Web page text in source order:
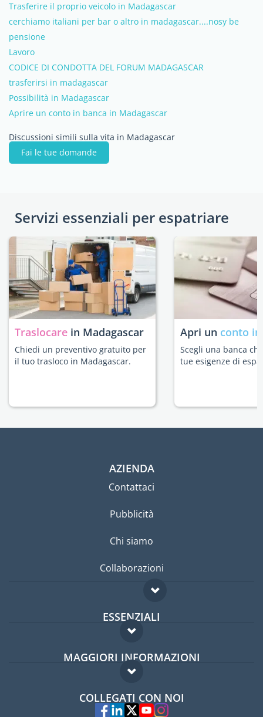
Trasferire il proprio veicolo in Madagascar
cerchiamo italiani per bar o altro in madagascar....nosy be
pensione
Lavoro
CODICE DI CONDOTTA DEL FORUM MADAGASCAR
trasferirsi in madagascar
Possibilità in Madagascar
Aprire un conto in banca in Madagascar
Discussioni simili sulla vita in Madagascar
Fai le tue domande
Servizi essenziali per espatriare
Traslocare in Madagascar
Chiedi un preventivo gratuito per
il tuo trasloco in Madagascar.
Apri un conto
Scegli una banca
tue esigenze di
AZIENDA
Contattaci
Pubblicità
Chi siamo
Collaborazioni
ESSENZIALI
Forum per expat
Guida per expat
MAGGIORI INFORMAZIONI
Domande frequenti
Esperti
COLLEGATI CON NOI